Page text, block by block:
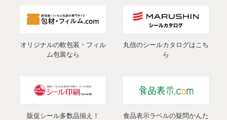
オリジナルの軟包装・フィル
ム包装なら
丸信のシールカタログはこち
ら
販促シール多数品揃え！
食品表示ラベルの疑問かんた